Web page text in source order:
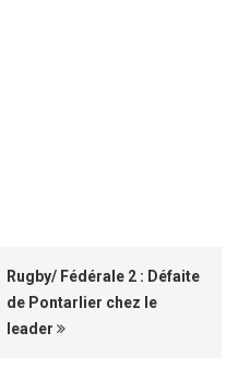
Rugby/ Fédérale 2 : Défaite
de Pontarlier chez le
leader